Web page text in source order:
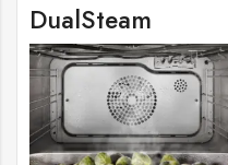
DualSteam